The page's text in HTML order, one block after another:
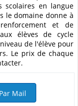
scolaires en langue
le domaine donne à
et de
élèves de cycle
de l'élève pour
Le prix de chaque
Mail